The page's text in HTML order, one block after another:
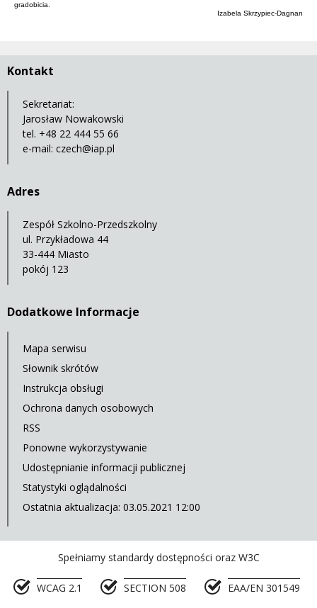
gradobicia.
Izabela Skrzypiec-Dagnan
Kontakt
Sekretariat:
Jarosław Nowakowski
tel. +48 22 444 55 66
e-mail: czech@iap.pl
Adres
Zespół Szkolno-Przedszkolny
ul. Przykładowa 44
33-444 Miasto
pokój 123
Dodatkowe Informacje
Mapa serwisu
Słownik skrótów
Instrukcja obsługi
Ochrona danych osobowych
RSS
Ponowne wykorzystywanie
Udostępnianie informacji publicznej
Statystyki oglądalności
Ostatnia aktualizacja: 03.05.2021 12:00
Spełniamy standardy dostępności oraz W3C
WCAG 2.1 SECTION 508 EAA/EN 301549